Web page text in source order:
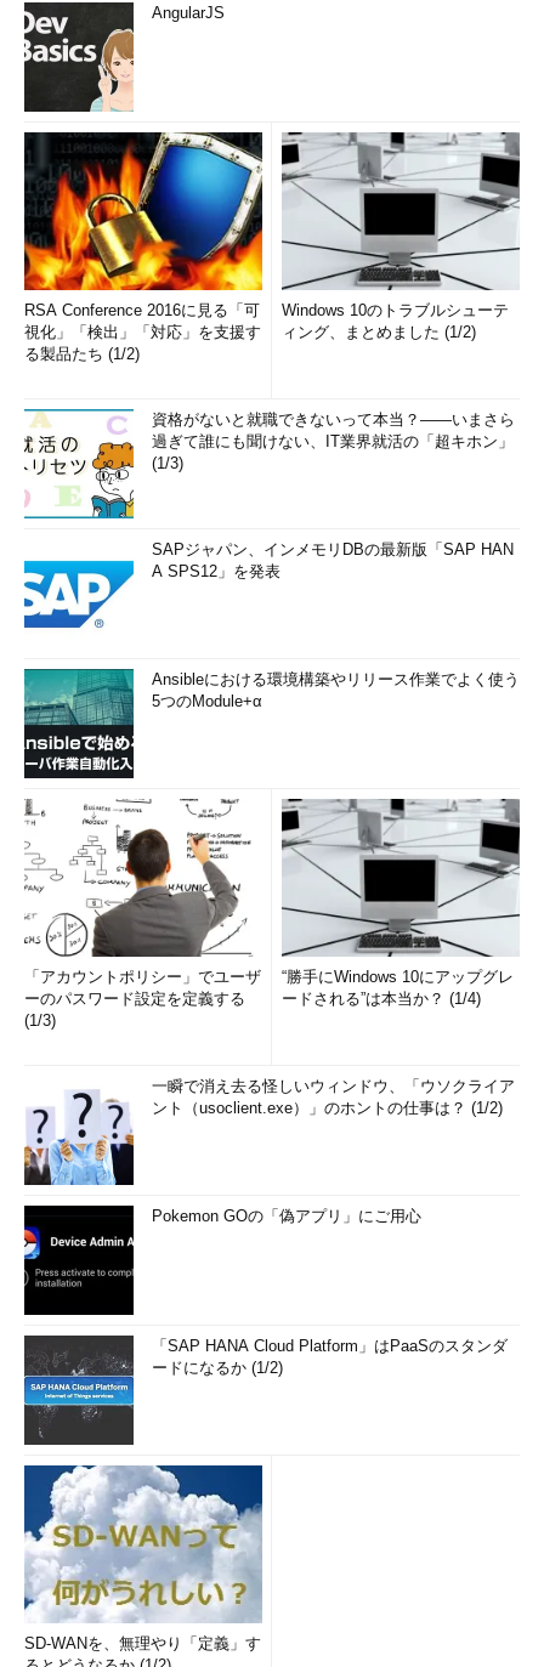
AngularJS
RSA Conference 2016に見る「可
視化」「検出」「対応」を支援す
る製品たち (1/2)
Windows 10のトラブルシューテ
ィング、まとめました (1/2)
資格がないと就職できないって本当？――いまさら
過ぎて誰にも聞けない、IT業界就活の「超キホン」
(1/3)
SAPジャパン、インメモリDBの最新版「SAP HAN
A SPS12」を発表
Ansibleにおける環境構築やリリース作業でよく使う
5つのModule+α
「アカウントポリシー」でユーザ
ーのパスワード設定を定義する
(1/3)
“勝手にWindows 10にアップグレ
ードされる”は本当か？ (1/4)
一瞬で消え去る怪しいウィンドウ、「ウソクライア
ント（usoclient.exe）」のホントの仕事は？ (1/2)
Pokemon GOの「偽アプリ」にご用心
「SAP HANA Cloud Platform」はPaaSのスタンダ
ードになるか (1/2)
SD-WANを、無理やり「定義」す